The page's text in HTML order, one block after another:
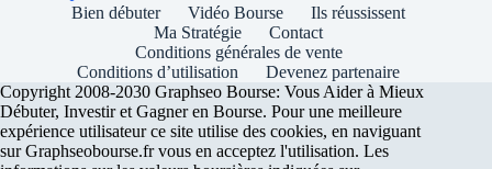
Bien débuter
Vidéo Bourse
Ils réussissent
Ma Stratégie
Contact
Conditions générales de vente
Conditions d’utilisation
Devenez partenaire
Copyright 2008-2030 Graphseo Bourse: Vous Aider à Mieux
Débuter, Investir et Gagner en Bourse. Pour une meilleure
expérience utilisateur ce site utilise des cookies, en naviguant
sur Graphseobourse.fr vous en acceptez l'utilisation. Les